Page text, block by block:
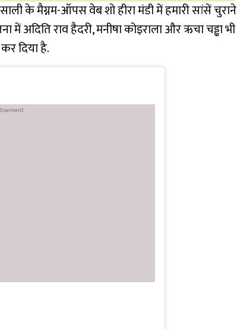
के मैग्नम-ऑपस वेब शो हीरा मंडी में हमारी सांसें चुराने
में अदिति राव हैदरी, मनीषा कोइराला और ऋचा चड्ढा भी
दिया है.